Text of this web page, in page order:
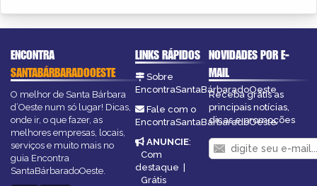
ENCONTRA
SANTABÁRBARADOOESTE
O melhor de Santa Bárbara
d’Oeste num só lugar! Dicas,
onde ir, o que fazer, as
melhores empresas, locais,
serviços e muito mais no
guia Encontra
SantaBárbaradoOeste.
LINKS RÁPIDOS
Sobre
EncontraSantaBárbaradoOeste
Fale com o
EncontraSantaBárbaradoOeste
ANUNCIE:
Com
destaque |
Grátis
NOVIDADES POR E-
MAIL
Receba grátis as
principais notícias,
dicas e promoções